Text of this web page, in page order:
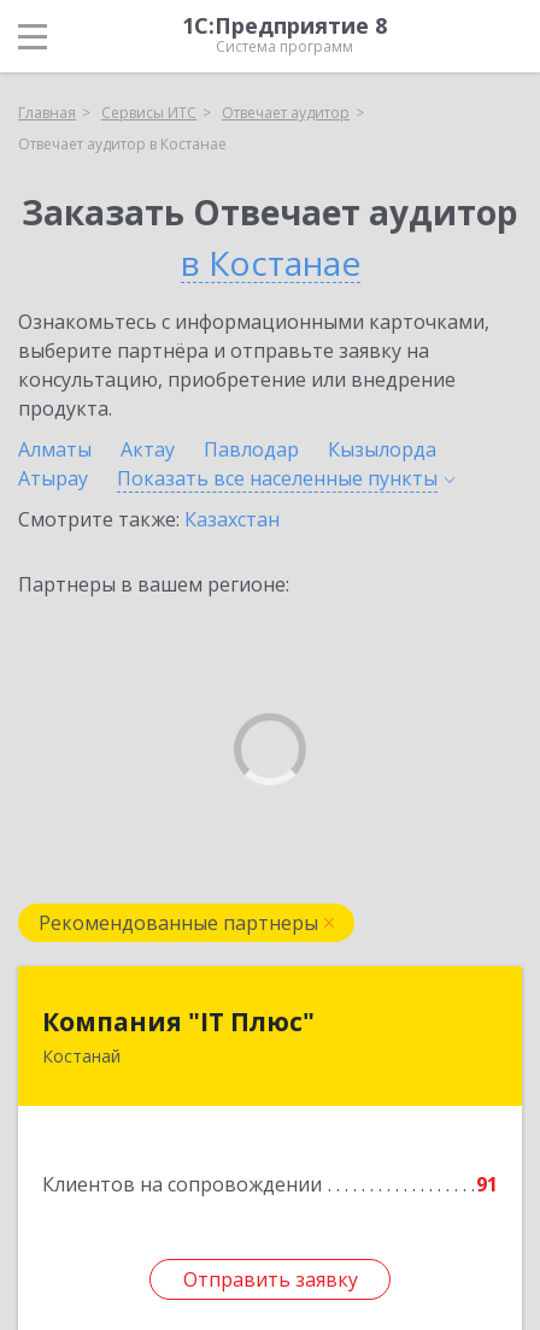
1С:Предприятие 8
Система программ
Главная Сервисы ИТС
Отвечает аудитор
Отвечает аудитор в Костанае
Заказать Отвечает аудитор
в Костанае
Ознакомьтесь с информационными карточками,
выберите партнёра и отправьте заявку на
консультацию, приобретение или внедрение
продукта.
Алматы
Актау Павлодар
Кызылорда
Атырау
Показать все населенные пункты
Смотрите также: Казахстан
Партнеры в вашем регионе:
Рекомендованные партнеры
Компания "IT Плюс"
Костанай
Клиентов на сопровождении 91
Отправить заявку
Казахстан, г. Костанай, ул. Темирбаева 60
Отправить заявку